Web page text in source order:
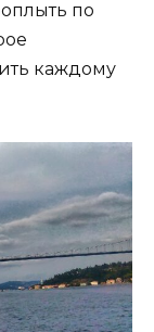
по
каждому